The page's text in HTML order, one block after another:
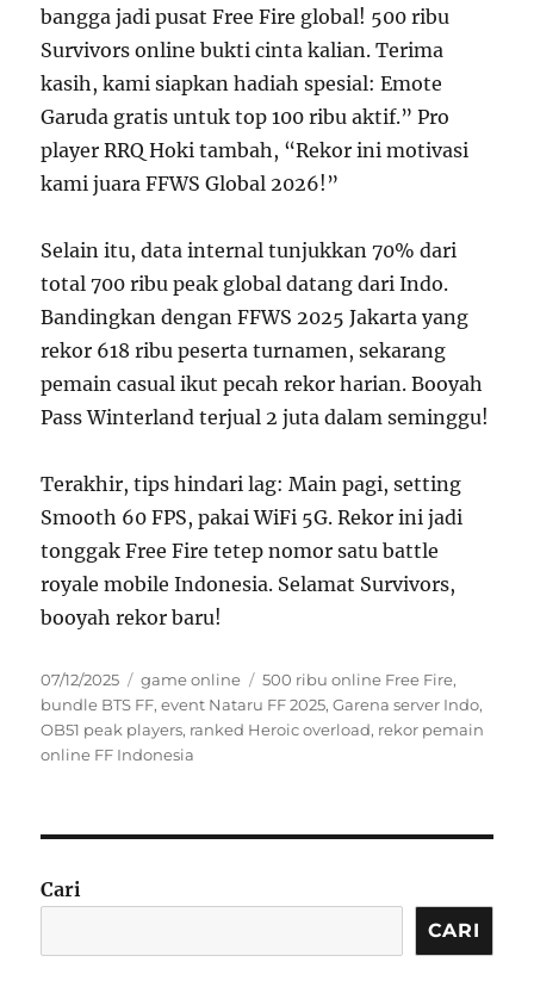
bangga jadi pusat Free Fire global! 500 ribu
Survivors online bukti cinta kalian. Terima
kasih, kami siapkan hadiah spesial: Emote
Garuda gratis untuk top 100 ribu aktif.” Pro
player RRQ Hoki tambah, “Rekor ini motivasi
kami juara FFWS Global 2026!”
Selain itu, data internal tunjukkan 70% dari
total 700 ribu peak global datang dari Indo.
Bandingkan dengan FFWS 2025 Jakarta yang
rekor 618 ribu peserta turnamen, sekarang
pemain casual ikut pecah rekor harian. Booyah
Pass Winterland terjual 2 juta dalam seminggu!
Terakhir, tips hindari lag: Main pagi, setting
Smooth 60 FPS, pakai WiFi 5G. Rekor ini jadi
tonggak Free Fire tetep nomor satu battle
royale mobile Indonesia. Selamat Survivors,
booyah rekor baru!
Posted
on
07/12/2025 Categories
game online Tags
500 ribu online Free Fire,
bundle BTS FF,event Nataru FF 2025,Garena server Indo,
OB51 peak players, ranked Heroic overload, rekor pemain
online FF Indonesia
Cari
CARI